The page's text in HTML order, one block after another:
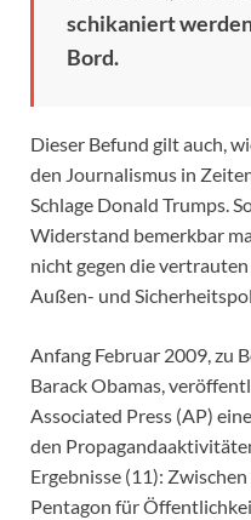
schikaniert
Bord.
Dieser Befund gilt auch,
den Journalismus in
Schlage Donald Trumps.
Widerstand bemerkbar
nicht gegen die
Außen- und
Anfang Februar 2009, zu
Barack Obamas,
Associated Press (AP)
den
Ergebnisse (11):
Pentagon für